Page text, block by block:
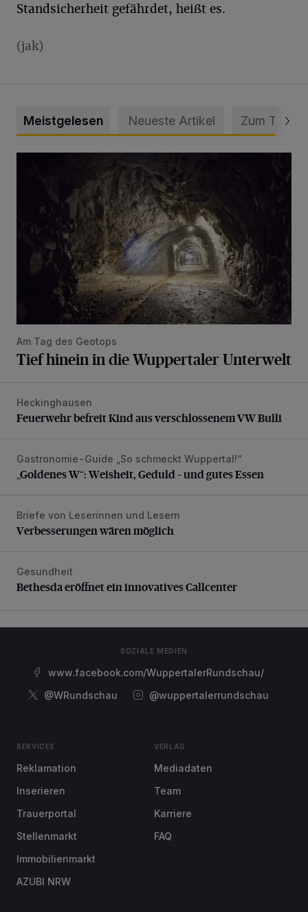
Standsicherheit gefährdet, heißt es.
(jak)
Meistgelesen Neueste Artikel Zum Thema
Am Tag des Geotops
Tief hinein in die Wuppertaler Unterwelt
Feuerwehr befreit Kind aus verschlossenem VW Bulli
Heckinghausen
Feuerwehr befreit Kind aus verschlossenem VW Bulli
„Goldenes W“: Weisheit, Geduld – und gutes Essen
Gastronomie-Guide „So schmeckt Wuppertal!“
„Goldenes W“: Weisheit, Geduld – und gutes Essen
Verbesserungen wären möglich
Briefe von Leserinnen und Lesern
Verbesserungen wären möglich
Bethesda eröffnet ein innovatives Callcenter
Gesundheit
Bethesda eröffnet ein innovatives Callcenter
SOZIALE MEDIEN
www.facebook.com/WuppertalerRundschau/
@WRundschau
@wuppertalerrundschau
SERVICES
Reklamation
Inserieren
Trauerportal
Stellenmarkt
Immobilienmarkt
AZUBI NRW
VERLAG
Mediadaten
Team
Karriere
FAQ